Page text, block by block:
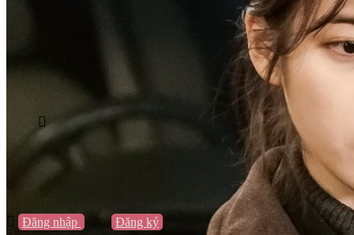
Khác…
Lifestyle
Giải trí
Đăng nhập
hoặc Đăng ký